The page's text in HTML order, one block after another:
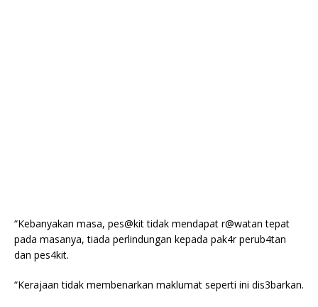
“Kebanyakan masa, pes@kit tidak mendapat r@watan tepat
pada masanya, tiada perlindungan kepada pak4r perub4tan
dan pes4kit.
“Kerajaan tidak membenarkan maklumat seperti ini dis3barkan.